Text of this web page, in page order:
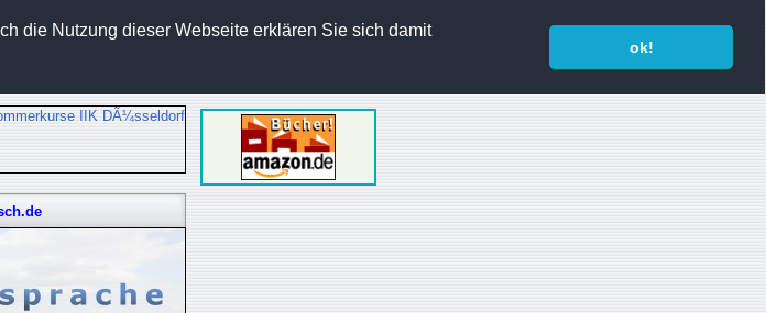
die Nutzung dieser Webseite erklären Sie sich damit
ok!